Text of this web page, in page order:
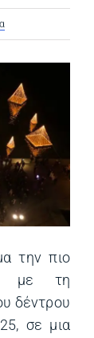
την πιο
με τη
δέντρου
σε μια